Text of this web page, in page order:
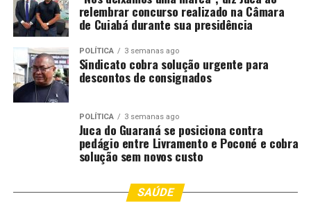
de Defesa Agropecuária do Estado, Emanuelle de
Almeida; presidente da Desenvolve MT, Mayran
Beckman; presidente da Empresa Mato-grossense de
Pesquisa e Extensão Rural (Empaer), Suelme Fernandes;
presidente do Instituto de Terras de Mato Grosso,
Francisco Serafim de Barros; presidente da MT Gás,
Aécio Rodrigues; presidente do Mato Grosso Saúde,
Misma Thalita dos Anjos Coutinho; e o presidente do
Instituto de Pesos e Medidas de Mato Grosso, Tatiana
Ribeiro Soares.
O procurador-geral de Justiça, Rodrigo Fonseca, a
relembrar concurso realizado na Câmara
de Cuiabá durante sua presidência
POLÍTICA 3 semanas ago
Sindicato cobra solução urgente para
descontos de consignados
POLÍTICA 3 semanas ago
Juca do Guaraná se posiciona contra
pedágio entre Livramento e Poconé e cobra
solução sem novos custo
SAÚDE